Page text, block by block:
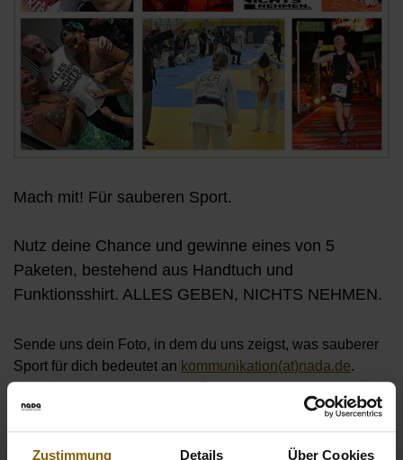
Zustimmung Details Über Cookies
Mach mit! Für sauberen Sport.
Nutz deine Chance und gewinne eines von 5
Paketen, bestehend aus Handtuch und
Funktionsshirt. ALLES GEBEN, NICHTS NEHMEN.
Sende uns dein Foto, in dem du uns zeigst, was sauberer
Sport für dich bedeutet an kommunikation(at)nada.de.
Natürlich darfst du auch eine Person vorschlagen, die sich
in besonderem Maße für den sauberen Sport einsetzt und
es verdient hat, für ihren Einsatz belohnt zu werden. Zeige
uns ihr Engagement für sauberen Sport in Deutschland mit